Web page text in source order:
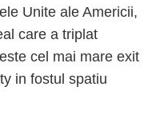
Unite ale Americii,
care a triplat
cel mai mare exit
in fostul spatiu